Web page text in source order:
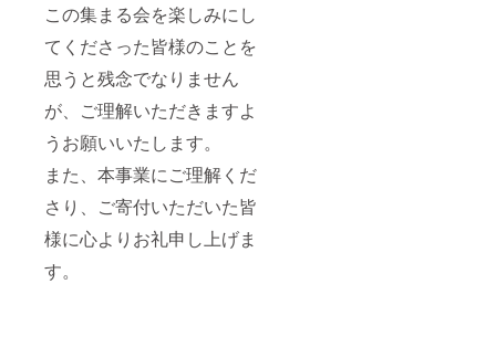
この集まる会を楽しみにし
てくださった皆様のことを
思うと残念でなりません
が、ご理解いただきますよ
うお願いいたします。
また、本事業にご理解くだ
さり、ご寄付いただいた皆
様に心よりお礼申し上げま
す。